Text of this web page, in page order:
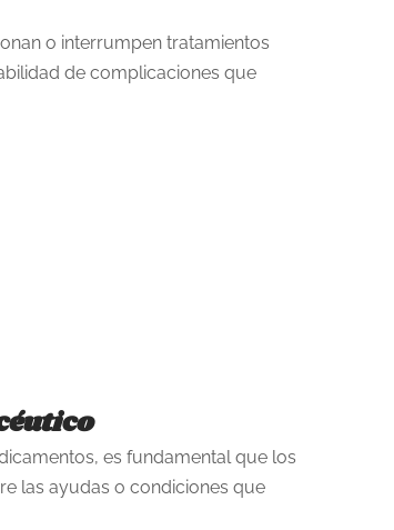
o interrumpen tratamientos
de complicaciones que
es fundamental que los
las ayudas o condiciones que